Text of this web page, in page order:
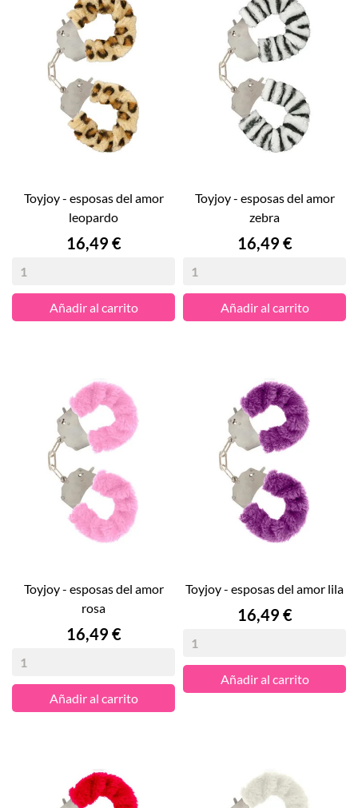
toyjoy - esposas del amor
leopardo
Precio
16,49 €
Añadir al carrito
toyjoy - esposas del amor
zebra
Precio
16,49 €
Añadir al carrito
toyjoy - esposas del amor
rosa
Precio
16,49 €
Añadir al carrito
toyjoy - esposas del amor lila
Precio
16,49 €
Añadir al carrito